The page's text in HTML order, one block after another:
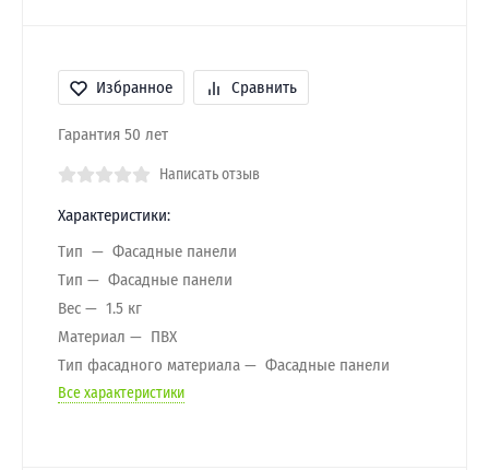
Избранное Сравнить
Гарантия 50 лет
Написать отзыв
Характеристики:
Тип
Фасадные панели
Тип
Фасадные панели
Вес
1.5 кг
Материал
ПВХ
Тип фасадного материала
Фасадные панели
Все характеристики